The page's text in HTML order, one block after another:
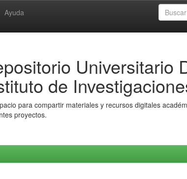
Ayuda
Universitario
de
para compartir materiales y recursos digitales
proyectos.